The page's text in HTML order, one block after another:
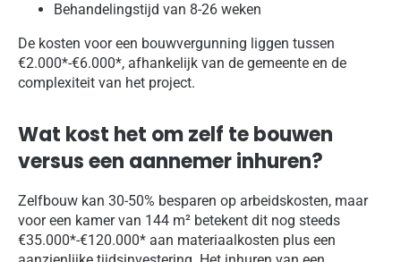
Behandelingstijd van 8-26 weken
De kosten voor een bouwvergunning liggen tussen
€2.000*-€6.000*, afhankelijk van de gemeente en de
complexiteit van het project.
Wat kost het om zelf te bouwen
versus een aannemer inhuren?
Zelfbouw kan 30-50% besparen op arbeidskosten, maar
voor een kamer van 144 m² betekent dit nog steeds
€35.000*-€120.000* aan materiaalkosten plus een